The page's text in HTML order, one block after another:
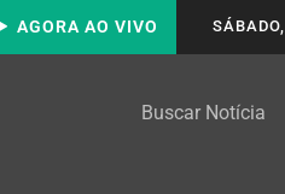
AGORA AO VIVO